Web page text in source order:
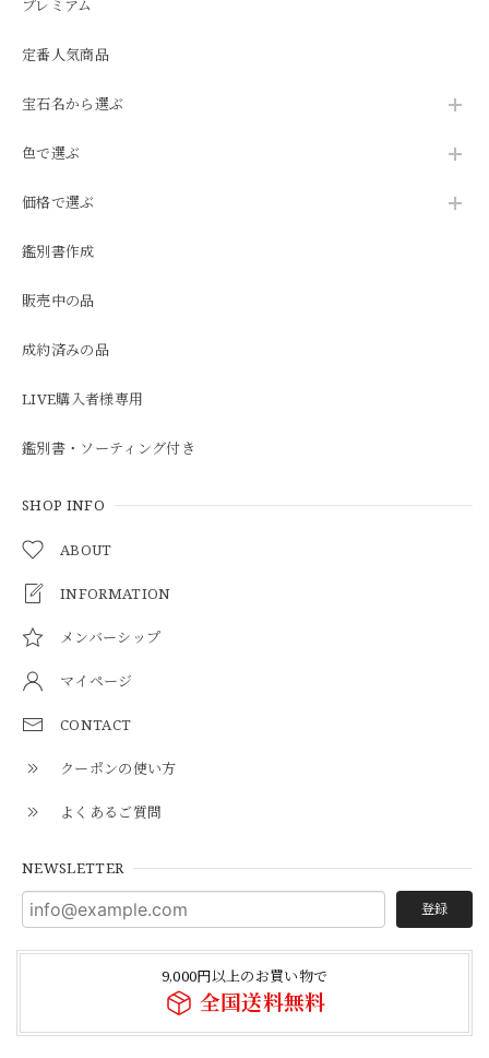
プレミアム
定番人気商品
宝石名から選ぶ
色で選ぶ
価格で選ぶ
鑑別書作成
販売中の品
成約済みの品
LIVE購入者様専用
鑑別書・ソーティング付き
SHOP INFO
ABOUT
INFORMATION
メンバーシップ
マイページ
CONTACT
クーポンの使い方
よくあるご質問
NEWSLETTER
登録
9,000円以上のお買い物で
全国送料無料